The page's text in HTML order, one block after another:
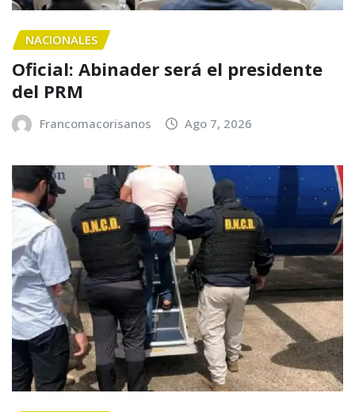
NACIONALES
Oficial: Abinader será el presidente
del PRM
Francomacorisanos Ago 7, 2026